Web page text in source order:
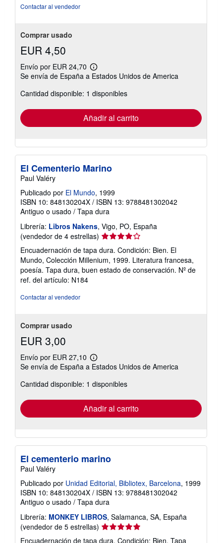
Contactar al vendedor
Comprar usado
EUR 4,50
Envío por EUR 24,70
Más
información
las
tarifas
envío
Se envía de España a Estados Unidos de America
Cantidad disponible: 1 disponibles
Añadir al carrito
El Cementerio Marino
Paul Valéry
Publicado por El Mundo, 1999
ISBN 10: 848130204X / ISBN 13: 9788481302042
Antiguo o usado / Tapa dura
Librería: Libros Nakens, Vigo, PO, España
(vendedor de 4 estrellas) Calificación
del
vendedor:
4
de
Encuadernación de tapa dura. Condición: Bien. El
Mundo, Colección Millenium, 1999. Literatura francesa,
poesía. Tapa dura, buen estado de conservación. Nº de
ref. del artículo: N184
Contactar al vendedor
Comprar usado
EUR 3,00
Envío por EUR 27,10
Más
información
las
tarifas
envío
Se envía de España a Estados Unidos de America
Cantidad disponible: 1 disponibles
Añadir al carrito
El cementerio marino
Paul Valéry
Publicado por Unidad Editorial, Bibliotex, Barcelona, 1999
ISBN 10: 848130204X / ISBN 13: 9788481302042
Antiguo o usado / Tapa dura
Librería: MONKEY LIBROS, Salamanca, SA, España
(vendedor de 5 estrellas) Calificación
del
Encuadernación de tapa dura. Condición: Bien. Tapa